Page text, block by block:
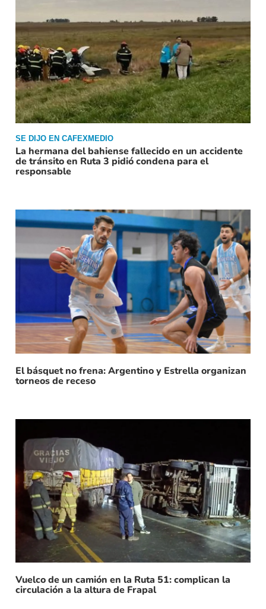
SE DIJO EN CAFEXMEDIO
La hermana del bahiense fallecido en un accidente
de tránsito en Ruta 3 pidió condena para el
responsable
El básquet no frena: Argentino y Estrella organizan
torneos de receso
Vuelco de un camión en la Ruta 51: complican la
circulación a la altura de Frapal